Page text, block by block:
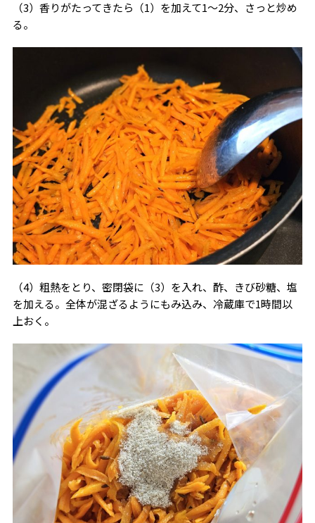
（3）香りがたってきたら（1）を加えて1～2分、さっと炒め
る。
（4）粗熱をとり、密閉袋に（3）を入れ、酢、きび砂糖、塩
を加える。全体が混ざるようにもみ込み、冷蔵庫で1時間以
上おく。